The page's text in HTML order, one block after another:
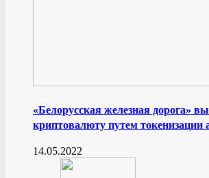
«Белорусская железная дорога»
криптовалюту путем токенизации
14.05.2022